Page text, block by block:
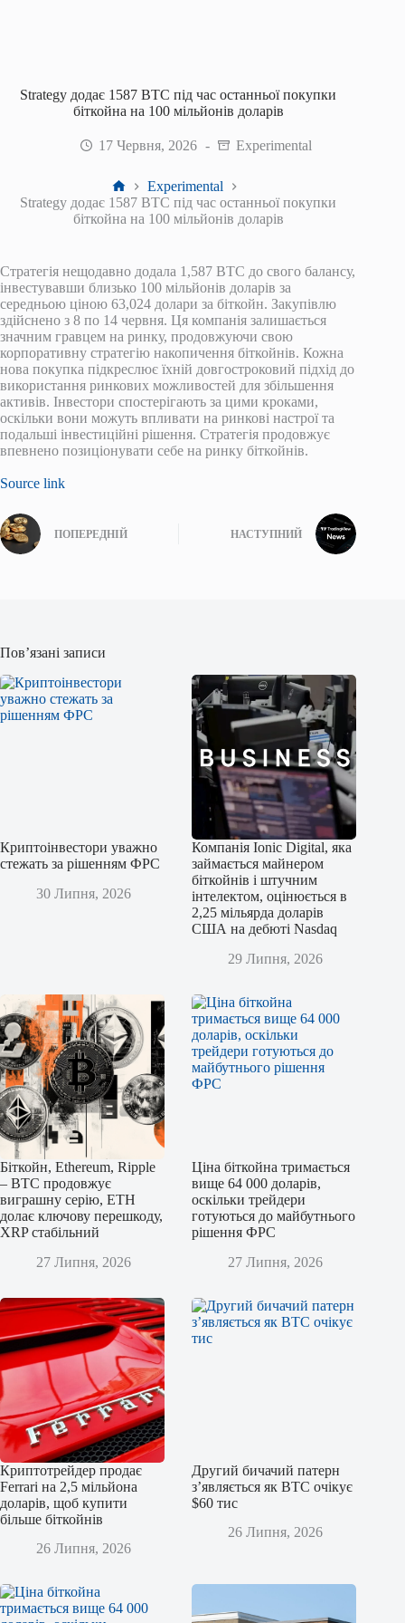
Strategy додає 1587 BTC під час останньої покупки
біткойна на 100 мільйонів доларів
17 Червня, 2026 Experimental
Головна
Experimental
Strategy додає 1587 BTC під час останньої покупки
біткойна на 100 мільйонів доларів
Стратегія нещодавно додала 1,587 BTC до свого балансу,
інвестувавши близько 100 мільйонів доларів за
середньою ціною 63,024 долари за біткойн. Закупівлю
здійснено з 8 по 14 червня. Ця компанія залишається
значним гравцем на ринку, продовжуючи свою
корпоративну стратегію накопичення біткойнів. Кожна
нова покупка підкреслює їхній довгостроковий підхід до
використання ринкових можливостей для збільшення
активів. Інвестори спостерігають за цими кроками,
оскільки вони можуть впливати на ринкові настрої та
подальші інвестиційні рішення. Стратегія продовжує
впевнено позиціонувати себе на ринку біткойнів.
Source link
ПОПЕРЕДНІЙ НАСТУПНИЙ
Пов’язані записи
Криптоінвестори уважно
стежать за рішенням ФРС
30 Липня, 2026
Компанія Ionic Digital, яка
займається майнером
біткойнів і штучним
інтелектом, оцінюється в
2,25 мільярда доларів
США на дебюті Nasdaq
29 Липня, 2026
Біткойн, Ethereum, Ripple
– BTC продовжує
виграшну серію, ETH
долає ключову перешкоду,
XRP стабільний
27 Липня, 2026
Ціна біткойна тримається
вище 64 000 доларів,
оскільки трейдери
готуються до майбутнього
рішення ФРС
27 Липня, 2026
Криптотрейдер продає
Ferrari на 2,5 мільйона
доларів, щоб купити
більше біткойнів
26 Липня, 2026
Другий бичачий патерн
з’являється як BTC очікує
$60 тис
26 Липня, 2026